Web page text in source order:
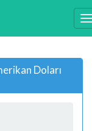
Doları